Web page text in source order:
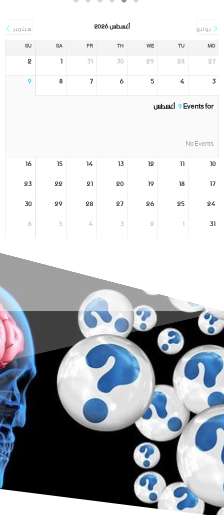
يوليو أغسطس 2026 سبتمبر
MO
TU
WE
TH
FR
SA
SU
27
28
29
30
31
1
2
3
4
5
6
7
8
9
Events for
9أغسطس
No Events
10
11
12
13
14
15
16
17
18
19
20
21
22
23
24
25
26
27
28
29
30
31
1
2
3
4
5
6